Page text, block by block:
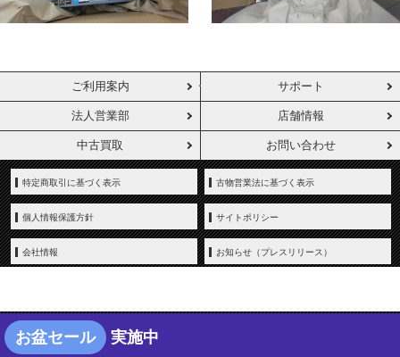
ご利用案内 サポート
法人営業部 店舗情報
中古買取 お問い合わせ
特定商取引に基づく表示 古物営業法に基づく表示
個人情報保護方針 サイトポリシー
会社情報 お知らせ（プレスリリース）
Copyright © YAMADA-DENKI Co., Ltd. All rights reserved.
お盆セール 実施中